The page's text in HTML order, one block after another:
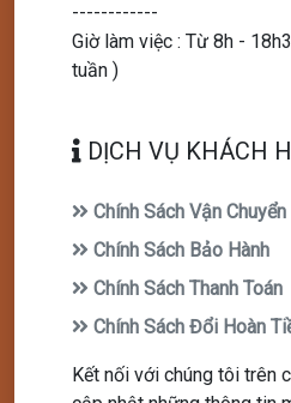
------------
Giờ làm việc : Từ 8h -
tuần )
DỊCH VỤ KHÁCH
Chính Sách Vận Chuyển
Chính Sách Bảo Hành
Chính Sách Thanh Toán
Chính Sách Đổi Hoàn
Kết nối với chúng tôi trên